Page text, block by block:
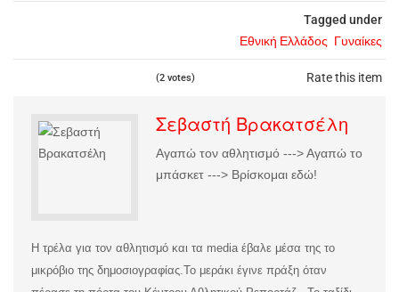
Tagged under
Εθνική Ελλάδος Γυναίκες
Rate this item
(2 votes)
Σεβαστή Βρακατσέλη
Αγαπώ τον αθλητισμό ---> Αγαπώ το
μπάσκετ ---> Βρίσκομαι εδώ!
Η τρέλα για τον αθλητισμό και τα media έβαλε μέσα της το
μικρόβιο της δημοσιογραφίας. Το μεράκι έγινε πράξη όταν